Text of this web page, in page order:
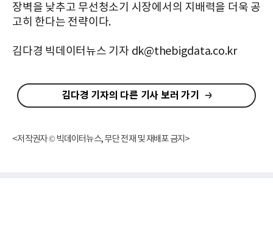
장벽을 낮추고 무선청소기 시장에서의 지배력을 더욱 공
고히 한다는 전략이다.
김다경 빅데이터뉴스 기자 dk@thebigdata.co.kr
김다경 기자의 다른 기사 보러 가기
<저작권자 © 빅데이터뉴스, 무단 전재 및 재배포 금지>